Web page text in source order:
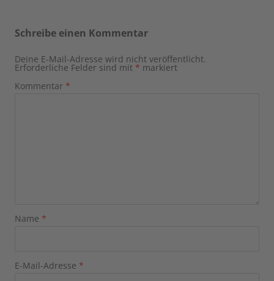
Schreibe einen Kommentar
Deine E-Mail-Adresse wird nicht veröffentlicht.
Erforderliche Felder sind mit * markiert
Kommentar *
Name *
E-Mail-Adresse *